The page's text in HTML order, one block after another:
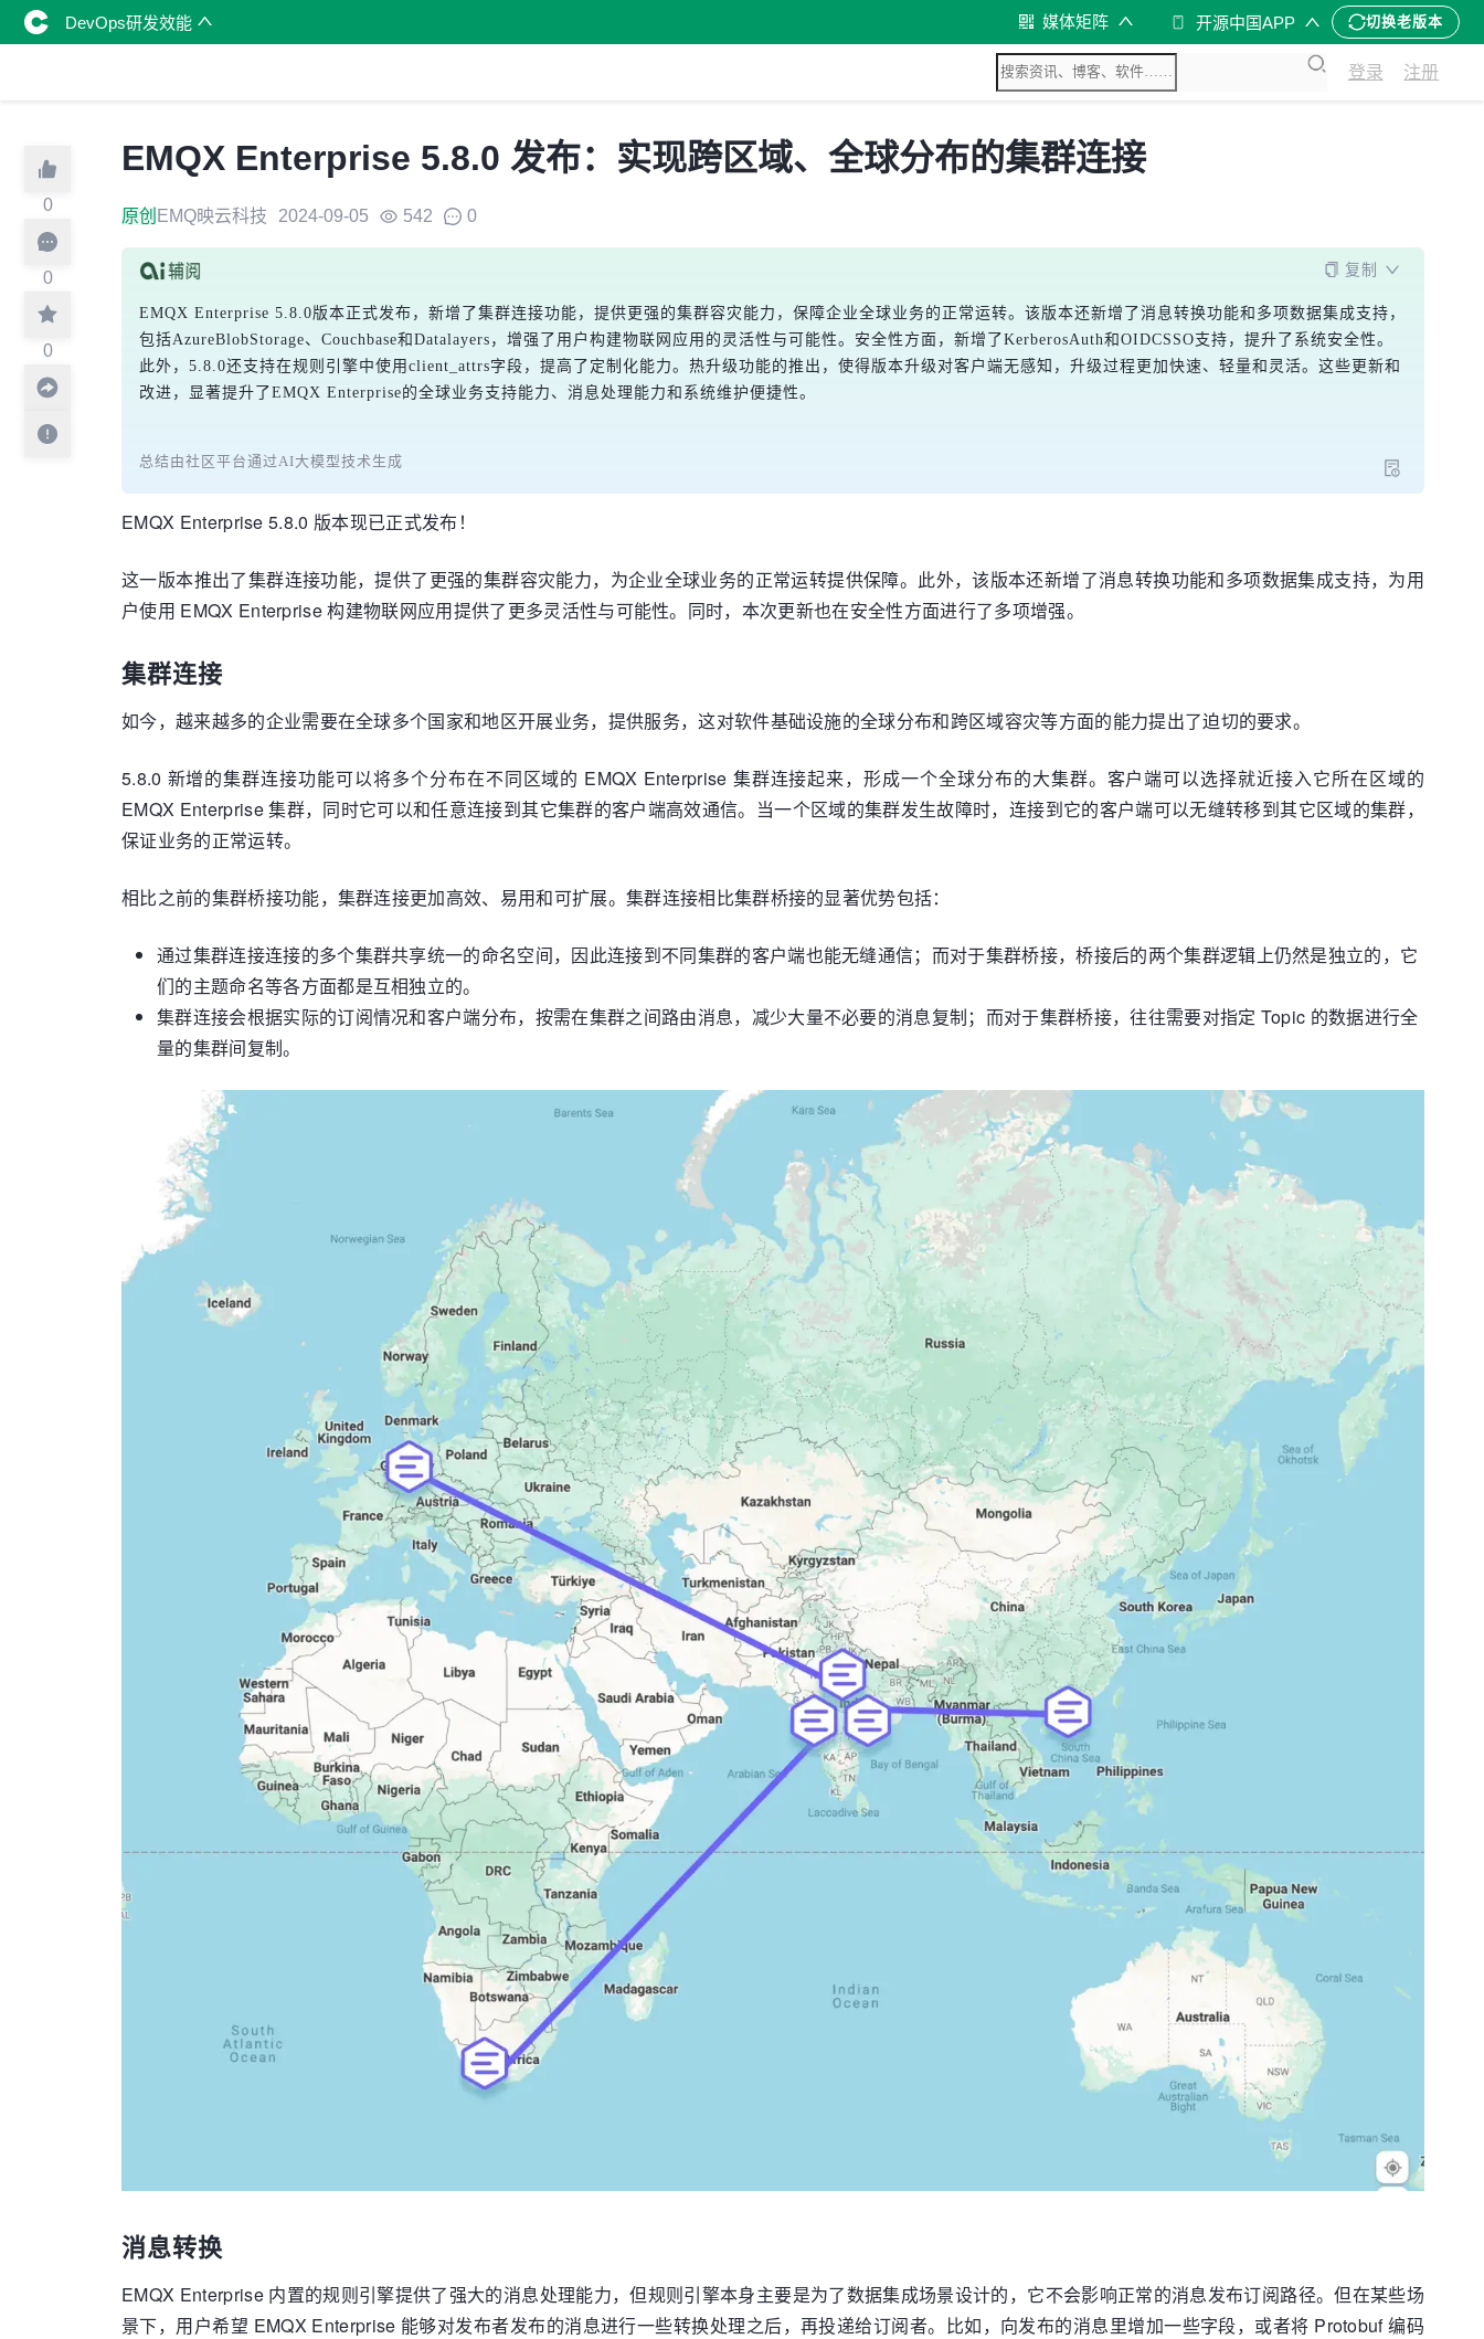
DevOps研发效能 媒体矩阵 开源中国APP 切换老版本
登录 注册
0
0
0
EMQX Enterprise 5.8.0 发布：实现跨区域、全球分布的集群连接
原创 EMQ映云科技 2024-09-05 542 0
复制
EMQX Enterprise 5.8.0版本正式发布，新增了集群连接功能，提供更强的集群容灾能力，保障企业全球业务的正常运转。该版本还新增了消息转换功能和多项数据集成支持，
包括AzureBlobStorage、Couchbase和Datalayers，增强了用户构建物联网应用的灵活性与可能性。安全性方面，新增了KerberosAuth和OIDCSSO支持，提升了系统安全性。
此外，5.8.0还支持在规则引擎中使用client_attrs字段，提高了定制化能力。热升级功能的推出，使得版本升级对客户端无感知，升级过程更加快速、轻量和灵活。这些更新和
改进，显著提升了EMQX Enterprise的全球业务支持能力、消息处理能力和系统维护便捷性。
总结由社区平台通过AI大模型技术生成
EMQX Enterprise 5.8.0 版本现已正式发布！
这一版本推出了集群连接功能，提供了更强的集群容灾能力，为企业全球业务的正常运转提供保障。此外，该版本还新增了消息转换功能和多项数据集成支持，为用
户使用 EMQX Enterprise 构建物联网应用提供了更多灵活性与可能性。同时，本次更新也在安全性方面进行了多项增强。
集群连接
如今，越来越多的企业需要在全球多个国家和地区开展业务，提供服务，这对软件基础设施的全球分布和跨区域容灾等方面的能力提出了迫切的要求。
5.8.0 新增的集群连接功能可以将多个分布在不同区域的 EMQX Enterprise 集群连接起来，形成一个全球分布的大集群。客户端可以选择就近接入它所在区域的
EMQX Enterprise 集群，同时它可以和任意连接到其它集群的客户端高效通信。当一个区域的集群发生故障时，连接到它的客户端可以无缝转移到其它区域的集群，
保证业务的正常运转。
相比之前的集群桥接功能，集群连接更加高效、易用和可扩展。集群连接相比集群桥接的显著优势包括：
通过集群连接连接的多个集群共享统一的命名空间，因此连接到不同集群的客户端也能无缝通信；而对于集群桥接，桥接后的两个集群逻辑上仍然是独立的，它
们的主题命名等各方面都是互相独立的。
集群连接会根据实际的订阅情况和客户端分布，按需在集群之间路由消息，减少大量不必要的消息复制；而对于集群桥接，往往需要对指定 Topic 的数据进行全
量的集群间复制。
消息转换
EMQX Enterprise 内置的规则引擎提供了强大的消息处理能力，但规则引擎本身主要是为了数据集成场景设计的，它不会影响正常的消息发布订阅路径。但在某些场
景下，用户希望 EMQX Enterprise 能够对发布者发布的消息进行一些转换处理之后，再投递给订阅者。比如，向发布的消息里增加一些字段，或者将 Protobuf 编码